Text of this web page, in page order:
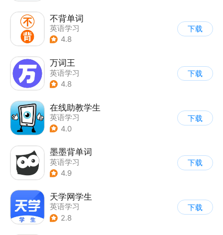
不背单词
英语学习
4.8
下载
万词王
英语学习
4.8
下载
在线助教学生
英语学习
4.0
下载
墨墨背单词
英语学习
4.9
下载
天学网学生
英语学习
2.8
下载